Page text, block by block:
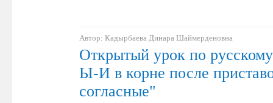
Автор: Кадырбаева Динара Шаймерденовна
Открытый урок по
Ы-И в корне после
согласные"